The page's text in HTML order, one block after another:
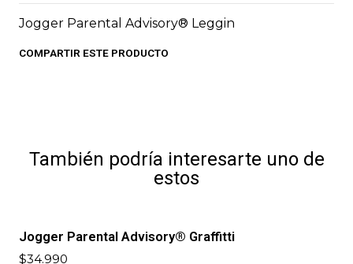
Jogger Parental Advisory® Leggin
COMPARTIR ESTE PRODUCTO
También podría interesarte uno de
estos
Jogger Parental Advisory® Graffitti
$34.990